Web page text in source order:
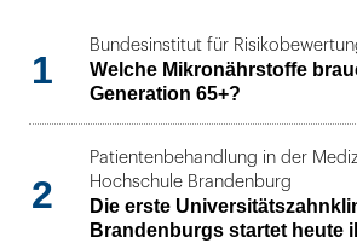
1
Bundesinstitut für
Welche Mikronährstoffe
Generation 65+?
2
Patientenbehandlung in der
Hochschule Brandenburg
Die erste
Brandenburgs startet heute